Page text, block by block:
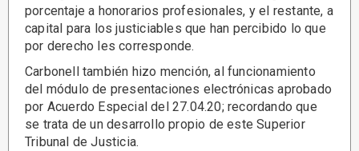
porcentaje a honorarios profesionales, y el restante, a
capital para los justiciables que han percibido lo que
por derecho les corresponde.
Carbonell también hizo mención, al funcionamiento
del módulo de presentaciones electrónicas aprobado
por Acuerdo Especial del 27.04.20; recordando que
se trata de un desarrollo propio de este Superior
Tribunal de Justicia.